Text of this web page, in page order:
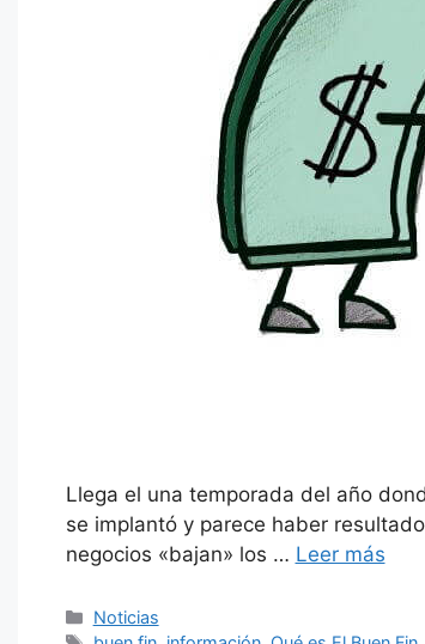
Llega el una temporada del año
se implantó y parece haber
negocios «bajan» los … Leer más
Categorías
Noticias